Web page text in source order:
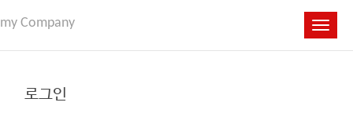
Toggle
my Company
로그인